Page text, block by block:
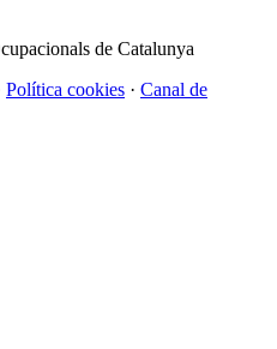
de Catalunya
Política cookies · Canal de